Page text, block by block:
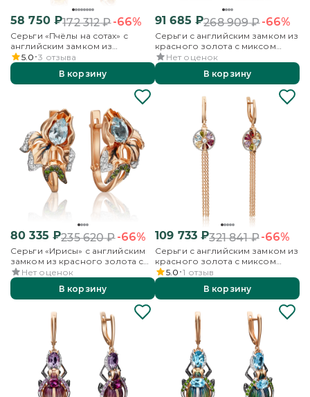
58 750₽172 312₽-66%
Серьги «Пчёлы на сотах» с
английским замком из
красного золота с миксом
камней
5.0 3 отзыва
В корзину
91 685 ₽268 909₽-66%
Серьги с английским замком из
красного золота с миксом
камней
Нет оценок
В корзину
80 335 ₽235 620₽-66%
Серьги «Ирисы» с английским
замком из красного золота с
миксом камней и эмалью
Нет оценок
В корзину
109 733 ₽321 841₽-66%
Серьги с английским замком из
красного золота с миксом
камней
5.0 1 отзыв
В корзину